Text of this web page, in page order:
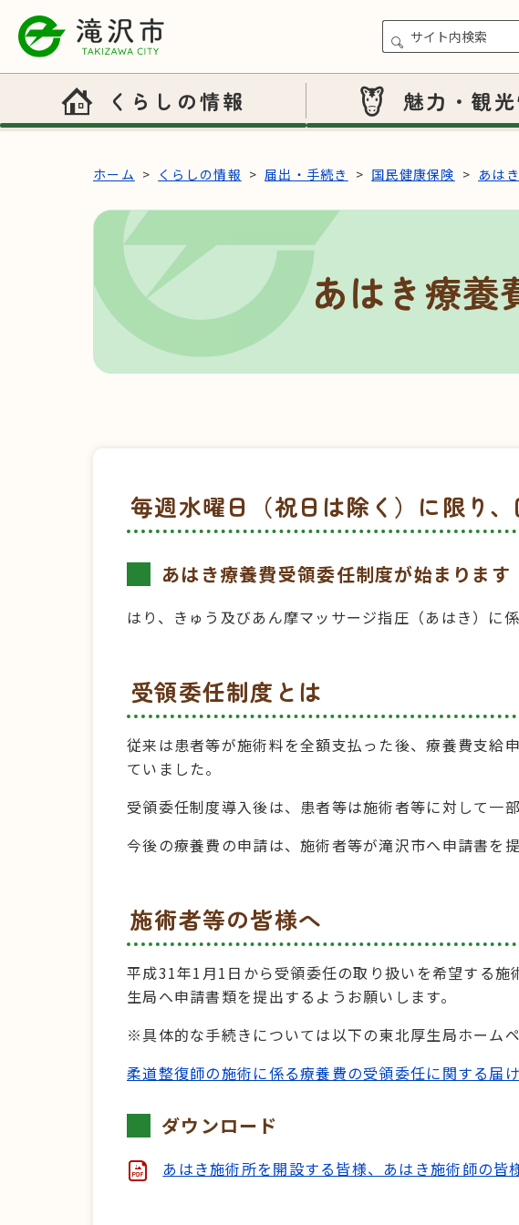
本文へスキップ
くらしの情報 魅力・観
ホーム くらしの情報 届出・手続き 国民健康保険 あは
あはき療養
毎週水曜日（祝日は除く）に限り
あはき療養費受領委任制度が始まります
はり、きゅう及びあん摩マッサージ指圧（あはき）に
受領委任制度とは
従来は患者等が施術料を全額支払った後、療養費支給
ていました。
受領委任制度導入後は、患者等は施術者等に対して一
今後の療養費の申請は、施術者等が滝沢市へ申請書を
施術者等の皆様へ
平成31年1月1日から受領委任の取り扱いを希望する
生局へ申請書類を提出するようお願いします。
※具体的な手続きについては以下の東北厚生局ホーム
柔道整復師の施術に係る療養費の受領委任に関する届
ダウンロード
あはき施術所を開設する皆様、あはき施術師の皆